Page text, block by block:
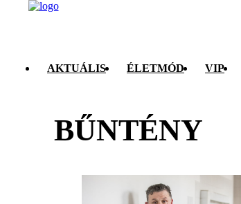
AKTUÁLIS ÉLETMÓD VIP
BŰNTÉNY